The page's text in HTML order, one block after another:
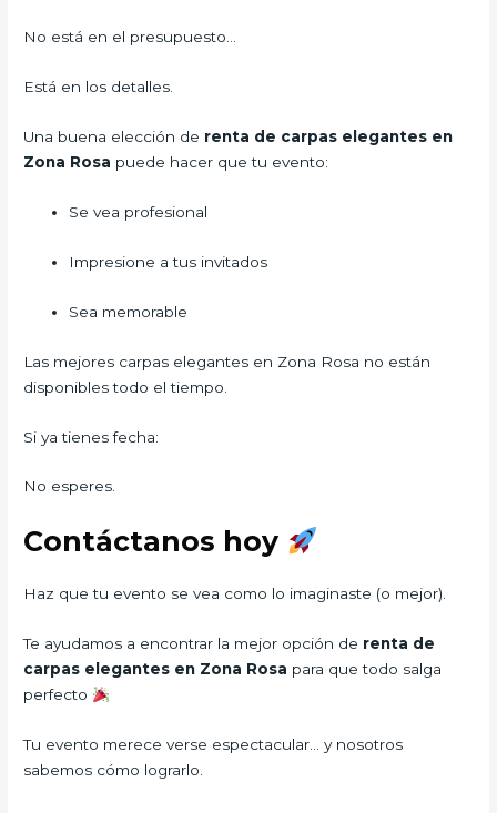
No está en el presupuesto…
Está en los detalles.
Una buena elección de renta de carpas elegantes en
Zona Rosa puede hacer que tu evento:
Se vea profesional
Impresione a tus invitados
Sea memorable
Las mejores carpas elegantes en Zona Rosa no están
disponibles todo el tiempo.
Si ya tienes fecha:
No esperes.
Contáctanos hoy
Haz que tu evento se vea como lo imaginaste (o mejor).
Te ayudamos a encontrar la mejor opción de renta de
carpas elegantes en Zona Rosa para que todo salga
perfecto
Tu evento merece verse espectacular… y nosotros
sabemos cómo lograrlo.